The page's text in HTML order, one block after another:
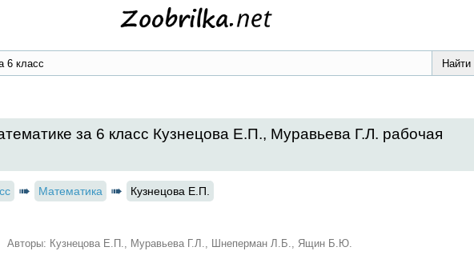
за 6 класс Кузнецова Е.П., Муравьева Г.Л. рабочая
Математика Кузнецова Е.П.
Авторы: Кузнецова Е.П., Муравьева Г.Л., Шнеперман Л.Б., Ящин Б.Ю.